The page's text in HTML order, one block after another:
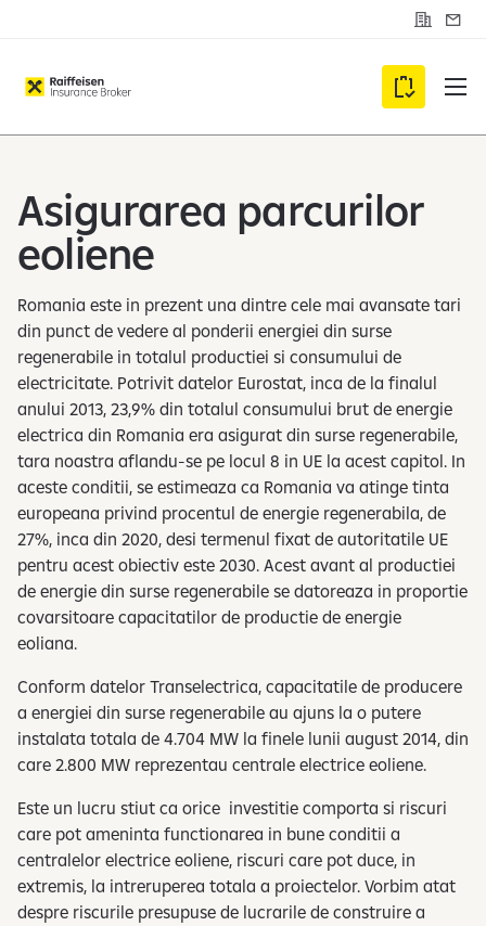
C
c
S
i
z
C
e
v
c
e
n
t
Asigurarea parcurilor
eoliene
Romania este in prezent una dintre cele mai avansate tari
din punct de vedere al ponderii energiei din surse
regenerabile in totalul productiei si consumului de
electricitate. Potrivit datelor Eurostat, inca de la finalul
anului 2013, 23,9% din totalul consumului brut de energie
electrica din Romania era asigurat din surse regenerabile,
tara noastra aflandu-se pe locul 8 in UE la acest capitol. In
aceste conditii, se estimeaza ca Romania va atinge tinta
europeana privind procentul de energie regenerabila, de
27%, inca din 2020, desi termenul fixat de autoritatile UE
pentru acest obiectiv este 2030. Acest avant al productiei
de energie din surse regenerabile se datoreaza in proportie
covarsitoare capacitatilor de productie de energie
eoliana.
Conform datelor Transelectrica, capacitatile de producere
a energiei din surse regenerabile au ajuns la o putere
instalata totala de 4.704 MW la finele lunii august 2014, din
care 2.800 MW reprezentau centrale electrice eoliene.
Este un lucru stiut ca orice investitie comporta si riscuri
care pot ameninta functionarea in bune conditii a
centralelor electrice eoliene, riscuri care pot duce, in
extremis, la intreruperea totala a proiectelor. Vorbim atat
despre riscurile presupuse de lucrarile de construire a